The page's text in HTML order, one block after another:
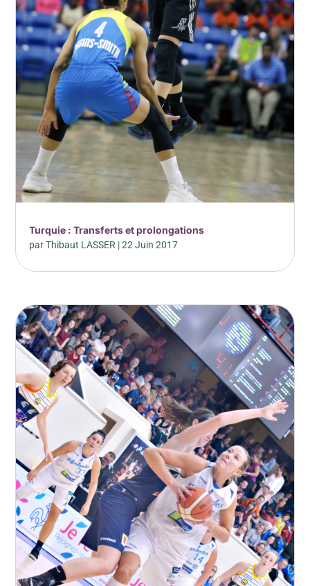
Turquie : Transferts et prolongations
parThibaut LASSER |22 Juin 2017